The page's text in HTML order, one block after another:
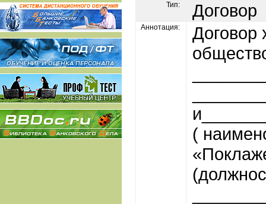
Тип: Договор
Аннотация:
(